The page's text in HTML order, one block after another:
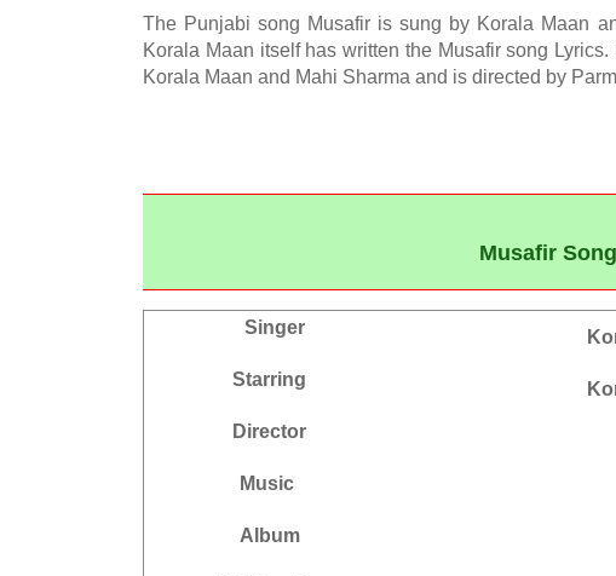
The Punjabi song Musafir is sung by Korala Maan
Korala Maan itself has written the Musafir song
Korala Maan and Mahi Sharma and is directed by
Musafir
Singer
Starring
Director
Music
Album